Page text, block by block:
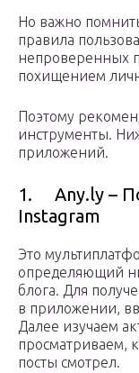
Но важно
правила
непроверенных
похищением
Поэтому
инструменты.
приложений.
1. Any.ly –
Instagram
Это
определяющий
блога. Для
в приложении,
Далее изучаем
просматриваем,
посты смотрел.